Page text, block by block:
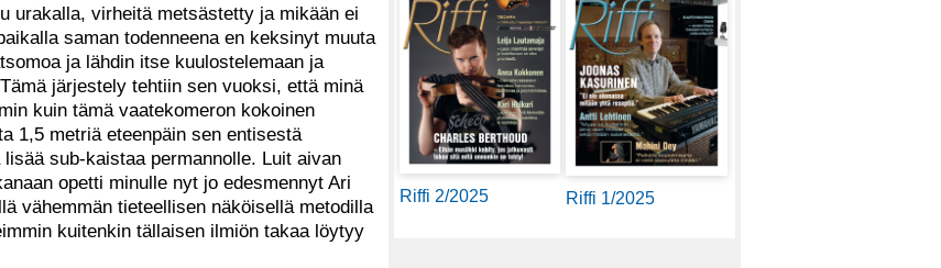
urakalla, virheitä metsästetty ja mikään ei
saman todenneena en keksinyt muuta
ja lähdin itse kuulostelemaan ja
järjestely tehtiin sen vuoksi, että minä
kuin tämä vaatekomeron kokoinen
1,5 metriä eteenpäin sen entisestä
sub-kaistaa permannolle. Luit aivan
opetti minulle nyt jo edesmennyt Ari
vähemmän tieteellisen näköisellä metodilla
kuitenkin tällaisen ilmiön takaa löytyy
Riffi 2/2025 Riffi 1/2025